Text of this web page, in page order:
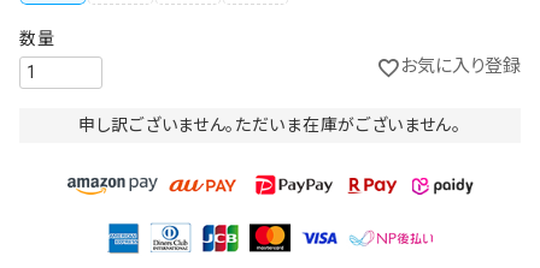
お気に入り登録
申し訳ございません。ただいま在庫がございません。